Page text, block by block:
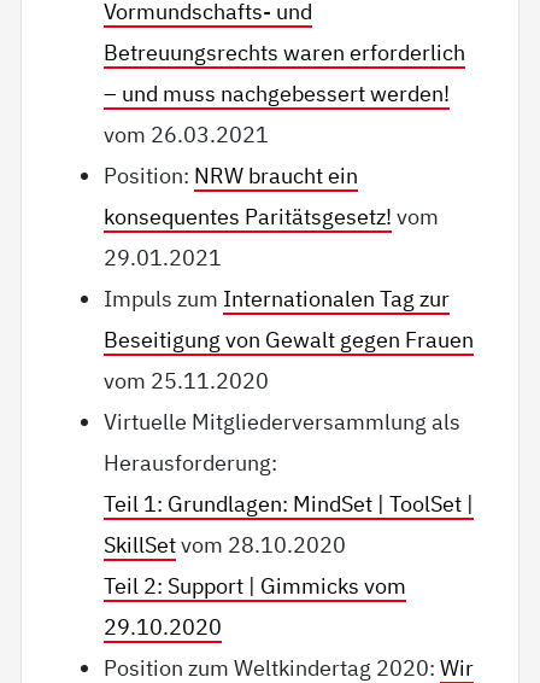
Vormundschafts- und
Betreuungsrechts waren erforderlich
– und muss nachgebessert werden!
vom 26.03.2021
Position: NRW braucht ein
konsequentes Paritätsgesetz! vom
29.01.2021
Impuls zum Internationalen Tag zur
Beseitigung von Gewalt gegen Frauen
vom 25.11.2020
Virtuelle Mitgliederversammlung als
Herausforderung:
Teil 1: Grundlagen: MindSet | ToolSet |
SkillSetvom 28.10.2020
Teil 2: Support | Gimmicks vom
29.10.2020
Position zum Weltkindertag 2020:Wir